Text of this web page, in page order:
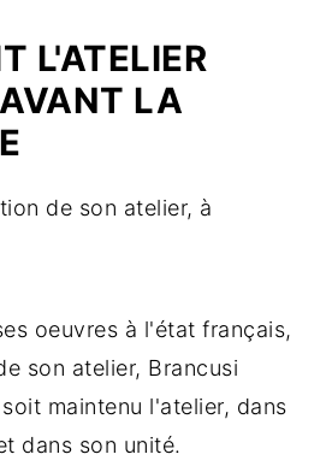
L'ATELIER
LA
de son atelier, à
oeuvres à l'état français,
son atelier, Brancusi
maintenu l'atelier, dans
dans son unité.